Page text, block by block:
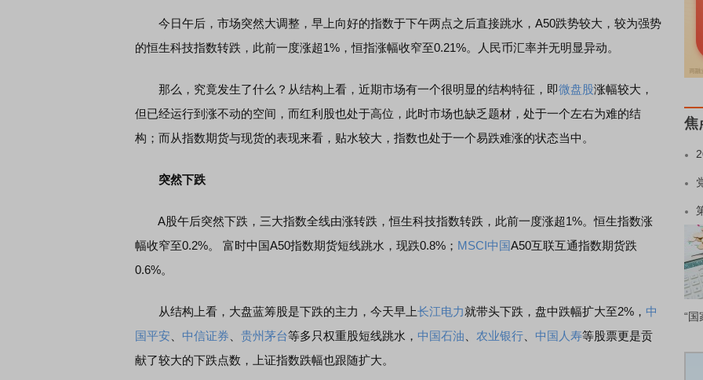
今日午后，市场突然大调整，早上向好的指数于下午两点之后直接跳水，A50跌势较大，较为强势
的恒生科技指数转跌，此前一度涨超1%，恒指涨幅收窄至0.21%。人民币汇率并无明显异动。
那么，究竟发生了什么？从结构上看，近期市场有一个很明显的结构特征，即微盘股涨幅较大，
但已经运行到涨不动的空间，而红利股也处于高位，此时市场也缺乏题材，处于一个左右为难的结
构；而从指数期货与现货的表现来看，贴水较大，指数也处于一个易跌难涨的状态当中。
突然下跌
A股午后突然下跌，三大指数全线由涨转跌，恒生科技指数转跌，此前一度涨超1%。恒生指数涨
幅收窄至0.2%。 富时中国A50指数期货短线跳水，现跌0.8%； MSCI中国A50互联互通指数期货跌
0.6%。
从结构上看，大盘蓝筹股是下跌的主力，今天早上长江电力就带头下跌，盘中跌幅扩大至2%， 中
国平安
中信证券 贵州茅台等多只权重股短线跳水， 中国石油 农业银行 中国人寿等股票更是贡
献了较大的下跌点数，上证指数跌幅也跟随扩大。
焦
“国